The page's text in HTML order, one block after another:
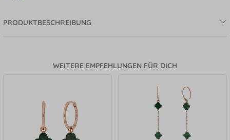
PRODUKTBESCHREIBUNG
WEITERE EMPFEHLUNGEN FÜR DICH